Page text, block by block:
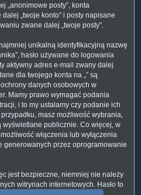
„anonimowe posty”, konta
dalej „twoje konto” i posty napisane
zwane dalej „twoje posty”.
unikalną identyfikacyjną nazwę
hasło używane do logowania
aktywny adres e-mail zwany dalej
dla twojego konta na „” są
danych osobowych w
Mamy prawo wymagać podania
i to my ustalamy czy podanie ich
masz możliwość wybrania,
publicznie. Co więcej, w
włączenia lub wyłączenia
generowanych przez oprogramowanie
jest bezpieczne, niemniej nie należy
witrynach internetowych. Hasło to